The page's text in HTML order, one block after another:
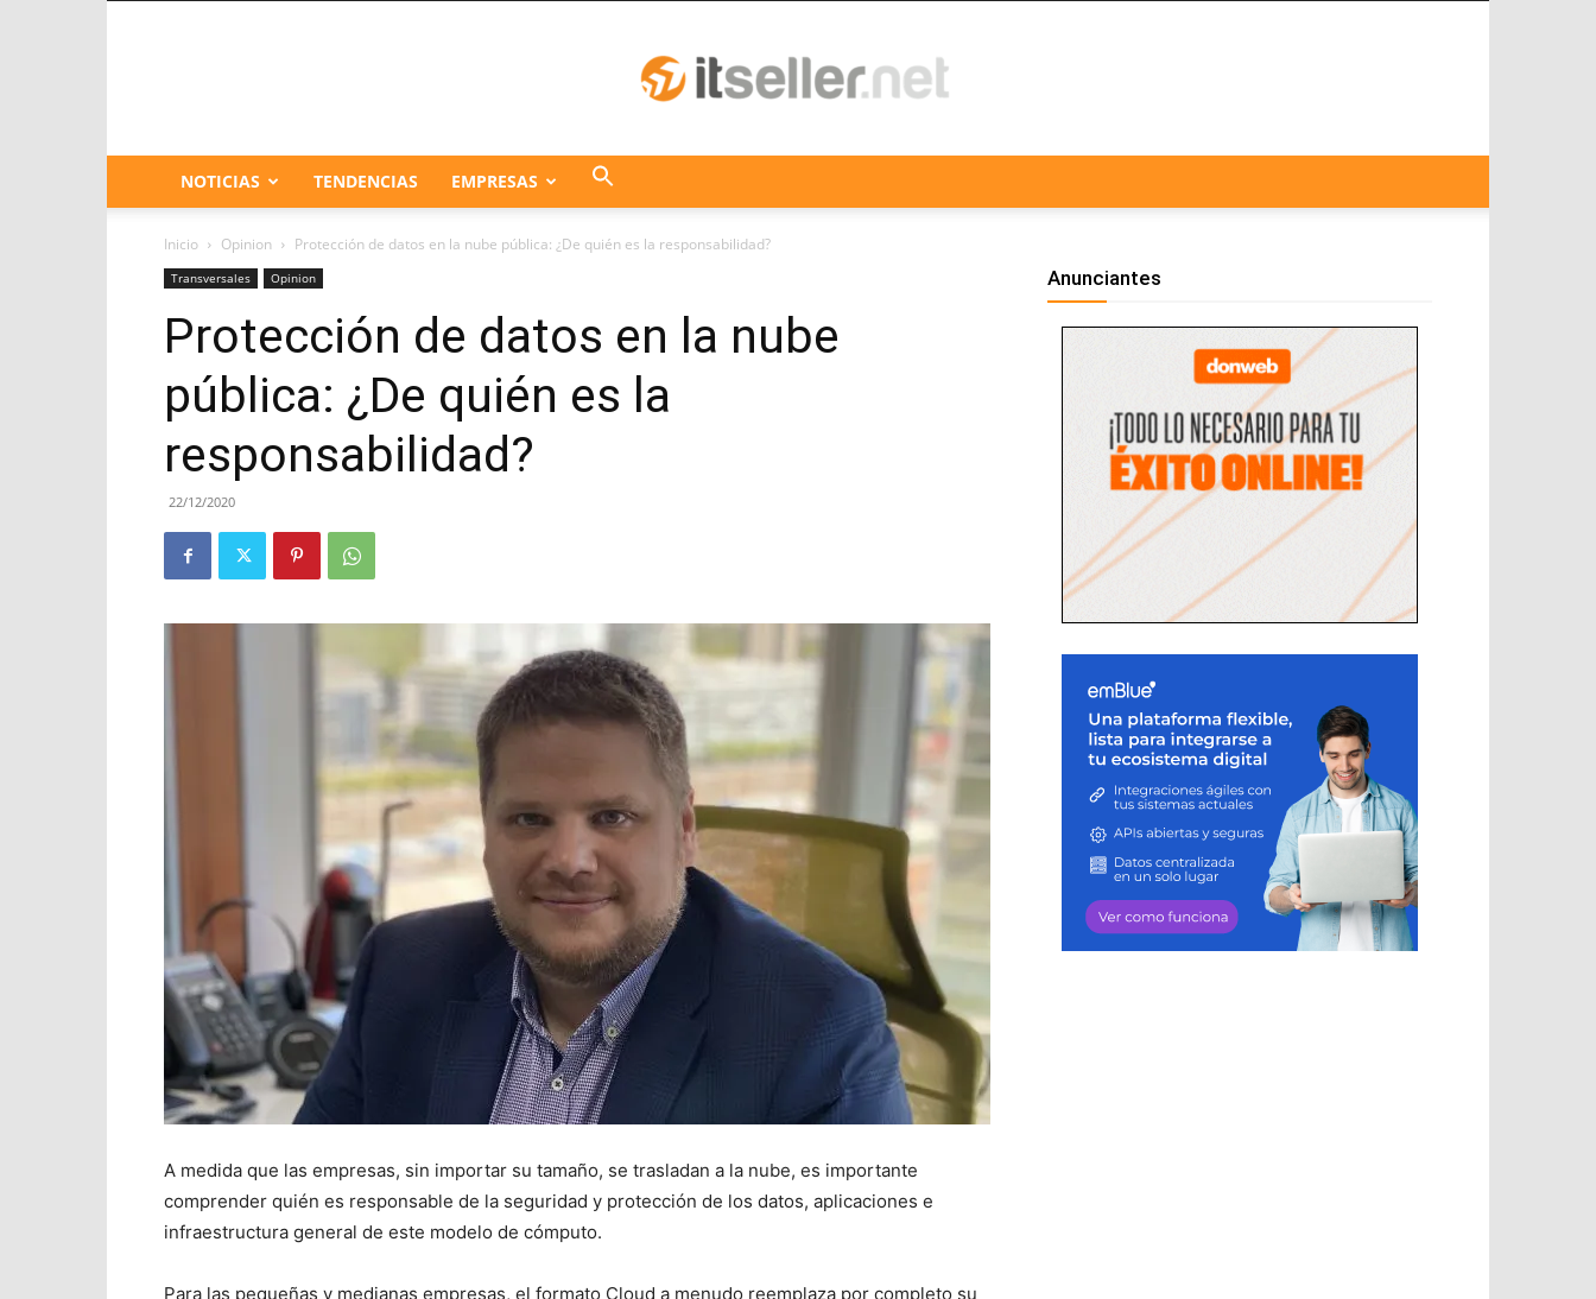
Centroamérica
NOTICIAS TENDENCIAS EMPRESAS
Inicio Opinion Protección de datos en la nube pública: ¿De quién es la responsabilidad?
Transversales Opinion
Protección de datos en la nube
pública: ¿De quién es la
responsabilidad?
22/12/2020
A medida que las empresas, sin importar su tamaño, se trasladan a la nube, es importante
comprender quién es responsable de la seguridad y protección de los datos, aplicaciones e
infraestructura general de este modelo de cómputo.
Para las pequeñas y medianas empresas, el formato Cloud a menudo reemplaza por completo su
Anunciantes